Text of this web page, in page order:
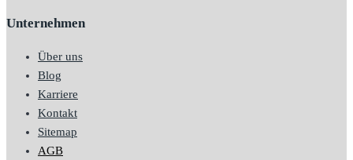
Unternehmen
Über uns
Blog
Karriere
Kontakt
Sitemap
AGB